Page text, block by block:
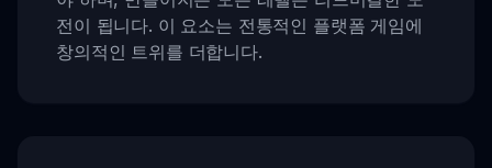
전이 됩니다. 이 요소는 전통적인 플랫폼 게임에
창의적인 트위를 더합니다.